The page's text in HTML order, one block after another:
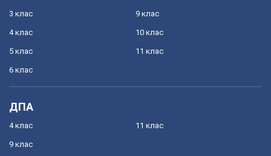
3 клас
4 клас
5 клас
6 клас
9 клас
10 клас
11 клас
ДПА
4 клас
9 клас
11 клас